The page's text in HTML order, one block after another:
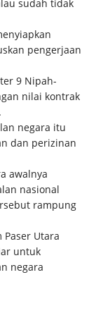
sudah tidak
pengerjaan
9 Nipah-
nilai kontrak
negara itu
dan perizinan
awalnya
nasional
rampung
Paser Utara
untuk
negara